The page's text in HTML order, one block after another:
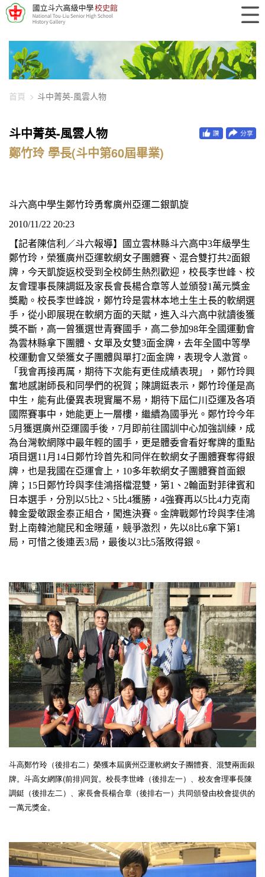
448-2636
首頁 斗中菁英-風雲人物
斗中菁英-風雲人物
鄭竹玲 學長(斗中第60屆畢業)
斗六高中學生鄭竹玲勇奪廣州亞運二銀凱旋
2010/11/22 20:23
【記者陳信利／斗六報導】國立雲林縣斗六高中3年級學生
鄭竹玲，榮獲廣州亞運軟網女子團體賽、混合雙打共2面銀
牌，今天凱旋返校受到全校師生熱烈歡迎，校長李世峰、校
友會理事長陳調鋌及家長會長楊合章等人並頒發1 萬元獎金
獎勵。校長李世峰說，鄭竹玲是雲林本地土生土長的軟網選
手，從小即展現在軟網方面的天賦，進入斗六高中就讀後獲
獎不斷，高一曾獲選世青賽國手，高二參加98年全國運動會
為雲林縣拿下團體、女單及女雙3面金牌，去年全國中等學
校運動會又榮獲女子團體與單打2面金牌，表現令人激賞。
「我會再接再厲，期待下次能有更佳成績表現」，鄭竹玲興
奮地感謝師長和同學們的祝賀；陳調鋌表示，鄭竹玲僅是高
中生，能有此優異表現實屬不易，期待下屆仁川亞運及各項
國際賽事中，她能更上一層樓，繼續為國爭光。鄭竹玲今年
5月獲選廣州亞運國手後， 7月即前往國訓中心加強訓練，成
為台灣軟網隊中最年輕的國手，更是體委會看好奪牌的重點
項目選11 月 14 日鄭竹玲首先和同伴在軟網女子團體賽奪得銀
牌，也是我國在亞運會上， 10多年軟網女子團體賽首面銀
牌； 15 日鄭竹玲與李佳鴻搭檔混雙，第1 、 2輪面對菲律賓和
日本選手，分別以5比2 、 5比4獲勝， 4強賽再以5比4力克南
韓金愛敬跟金泰正組合，闖進決賽。金牌戰鄭竹玲與李佳鴻
對上南韓池龍民和金暻蓮，競爭激烈，先以8比6拿下第1
局，可惜之後連丟3局，最後以3比5落敗得銀。
斗高鄭竹玲（後排右二）榮獲本屆廣州亞運軟網女子團體賽、混雙兩面銀
牌。斗高女網隊(前排)同賀。校長李世峰（後排左一）、校友會理事長陳
調鋌（後排左二）、家長會長楊合章（後排右一）共同頒發由校會提供的
一萬元獎金。